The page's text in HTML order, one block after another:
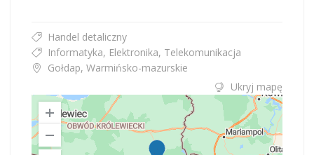
Handel detaliczny
Informatyka, Elektronika, Telekomunikacja
Gołdap, Warmińsko-mazurskie
Ukryj mapę